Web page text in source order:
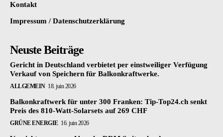
Kontakt
Impressum / Datenschutzerklärung
Neuste Beiträge
Gericht in Deutschland verbietet per einstweiliger Verfügung
Verkauf von Speichern für Balkonkraftwerke.
ALLGEMEIN 18. juin 2026
Balkonkraftwerk für unter 300 Franken: Tip-Top24.ch senkt
Preis des 810-Watt-Solarsets auf 269 CHF
GRÜNE ENERGIE 16. juin 2026